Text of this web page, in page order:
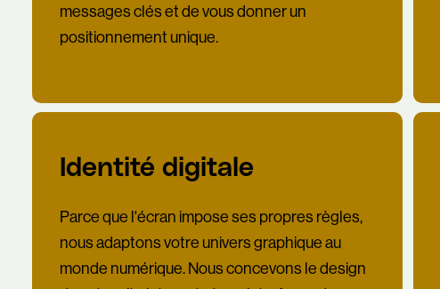
messages clés et de vous donner un
positionnement unique.
Identité digitale
Parce que l'écran impose ses propres règles,
nous adaptons votre univers graphique au
monde numérique. Nous concevons le design